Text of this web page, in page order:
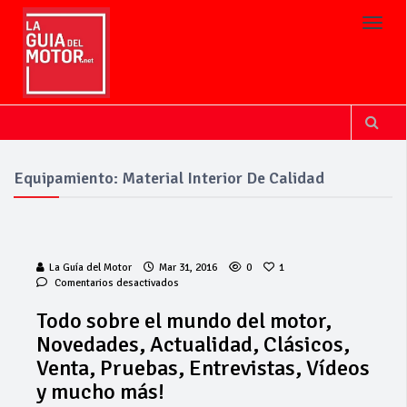
Equipamiento: Material Interior De Calidad
La Guía del Motor Mar 31, 2016 0
1
Comentarios desactivados
el
mundo
del
motor,
Todo sobre el mundo del motor,
Novedades, Actualidad, Clásicos,
Venta, Pruebas, Entrevistas, Vídeos
y mucho más!